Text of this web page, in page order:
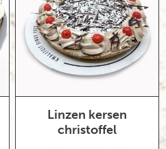
Linzen kersen
christoffel